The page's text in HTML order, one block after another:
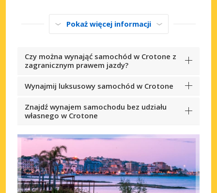
Pokaż więcej informacji
Czy można wynająć samochód w Crotone z
zagranicznym prawem jazdy?
Wynajmij luksusowy samochód w Crotone
Znajdź wynajem samochodu bez udziału
własnego w Crotone